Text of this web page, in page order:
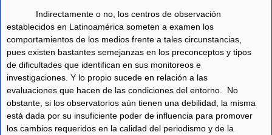
Indirectamente o no, los centros de observación
establecidos en Latinoamérica someten a examen los
comportamientos de los medios frente a tales circunstancias,
pues existen bastantes semejanzas en los preconceptos y tipos
de dificultades que identifican en sus monitoreos e
investigaciones. Y lo propio sucede en relación a las
evaluaciones que hacen de las condiciones del entorno.
No
obstante, si los observatorios aún tienen una debilidad, la misma
está dada por su insuficiente poder de influencia para promover
los cambios requeridos en la calidad del periodismo y de la